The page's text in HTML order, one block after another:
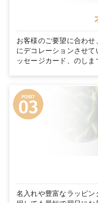
お客様のご要望に合わ
にデコレーションさせ
ッセージカード、のしま
名入れや豊富なラッピ